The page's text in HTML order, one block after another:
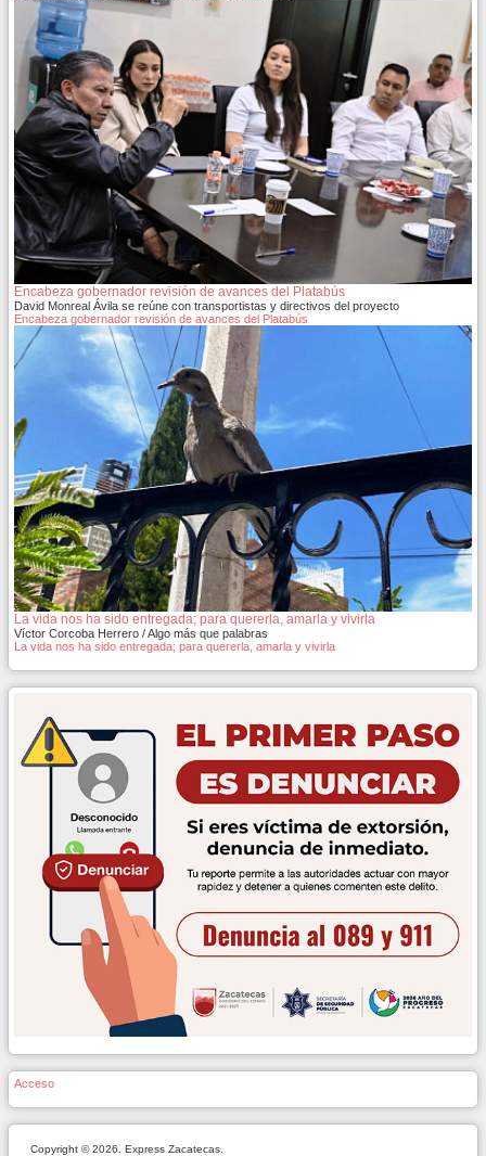
Encabeza gobernador revisión de avances del Platabús
David Monreal Ávila se reúne con transportistas y directivos del proyecto
Encabeza gobernador revisión de avances del Platabús
La vida nos ha sido entregada; para quererla, amarla y vivirla
Víctor Corcoba Herrero / Algo más que palabras
La vida nos ha sido entregada; para quererla, amarla y vivirla
Acceso
Copyright © 2026. Express Zacatecas.